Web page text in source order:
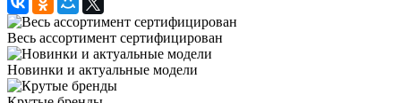
Весь ассортимент сертифицирован
Новинки и актуальные модели